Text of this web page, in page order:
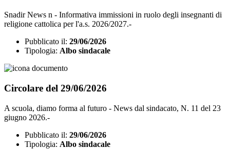
Snadir News n - Informativa immissioni in ruolo degli insegnanti di
religione cattolica per l'a.s. 2026/2027.-
Pubblicato il: 29/06/2026
Tipologia: Albo sindacale
Circolare del 29/06/2026
A scuola, diamo forma al futuro - News dal sindacato, N. 11 del 23
giugno 2026.-
Pubblicato il: 29/06/2026
Tipologia: Albo sindacale